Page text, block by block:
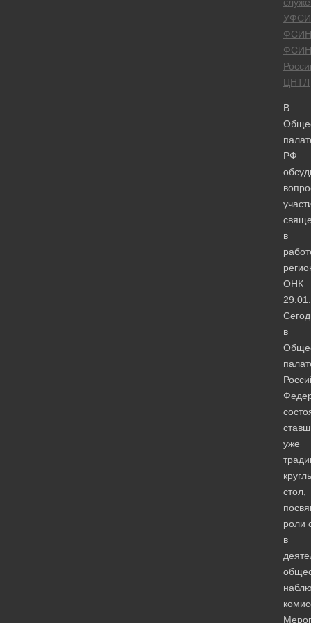
ФСИН
ФСИН
ЦНТЛ
В
РФ
в
ОНК
в
уже
стол,
роли
в